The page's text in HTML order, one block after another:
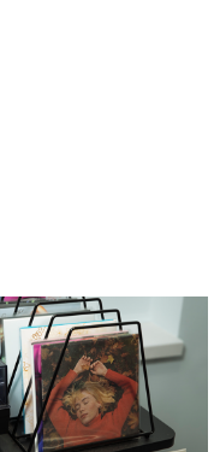
ПЛАСТИНОК